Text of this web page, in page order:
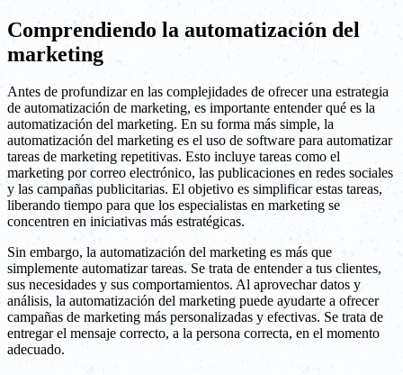
Comprendiendo la automatización del
marketing
Antes de profundizar en las complejidades de ofrecer una estrategia
de automatización de marketing, es importante entender qué es la
automatización del marketing. En su forma más simple, la
automatización del marketing es el uso de software para automatizar
tareas de marketing repetitivas. Esto incluye tareas como el
marketing por correo electrónico, las publicaciones en redes sociales
y las campañas publicitarias. El objetivo es simplificar estas tareas,
liberando tiempo para que los especialistas en marketing se
concentren en iniciativas más estratégicas.
Sin embargo, la automatización del marketing es más que
simplemente automatizar tareas. Se trata de entender a tus clientes,
sus necesidades y sus comportamientos. Al aprovechar datos y
análisis, la automatización del marketing puede ayudarte a ofrecer
campañas de marketing más personalizadas y efectivas. Se trata de
entregar el mensaje correcto, a la persona correcta, en el momento
adecuado.